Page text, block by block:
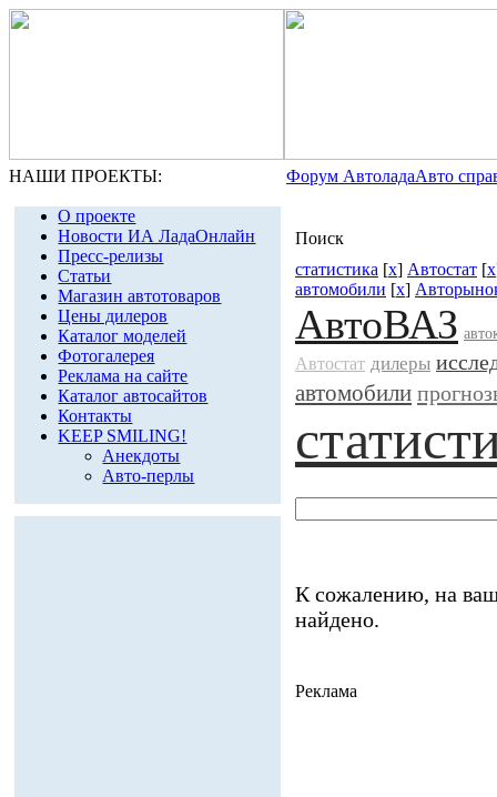
НАШИ ПРОЕКТЫ: Форум АвтоладаАвто
О проекте
Новости ИА ЛадаОнлайн
Пресс-релизы
Статьи
Магазин автотоваров
Цены дилеров
Каталог моделей
Фотогалерея
Реклама на сайте
Каталог автосайтов
Контакты
KEEP SMILING!
Анекдоты
Авто-перлы
Поиск
статистика [x] Автостат [x
автомобили [x]
АвтоВАЗ
Автостат дилеры
автомобили
К сожалению, на
найдено.
Реклама